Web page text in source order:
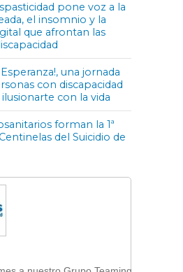
pone voz a la
el insomnio y la
que afrontan las
una jornada
con discapacidad
con la vida
forman la 1ª
del Suicidio de